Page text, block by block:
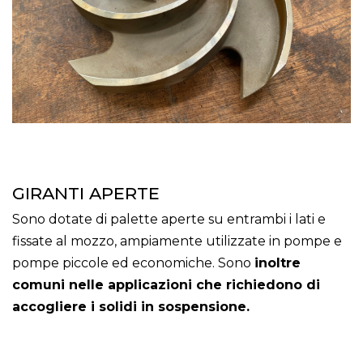
GIRANTI APERTE
Sono dotate di palette aperte su entrambi i lati e
fissate al mozzo, ampiamente utilizzate in pompe e
pompe piccole ed economiche. Sono inoltre
comuni nelle applicazioni che richiedono di
accogliere i solidi in sospensione.